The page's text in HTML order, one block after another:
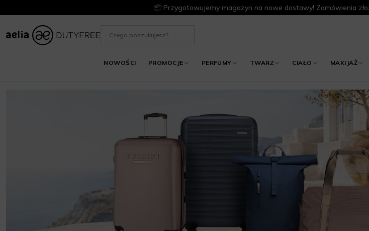
📦 Przygotowujemy magazyn na nowe dostawy! Zamówienia
NOWOŚCI PROMOCJE PERFUMY TWARZ CIAŁO MAKIJAŻ